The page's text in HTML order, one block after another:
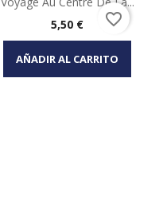
Precio
5,50 €
AÑADIR AL CARRITO
favorite_border